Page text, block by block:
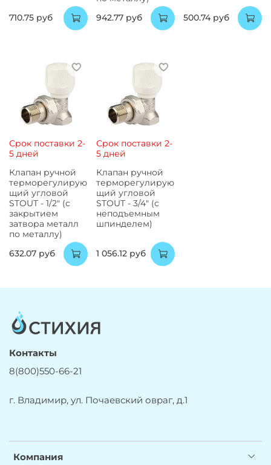
710.75 руб
942.77 руб
500.74 руб
Срок поставки 2-
5 дней
Клапан ручной
терморегулирую
щий угловой
STOUT - 1/2" (с
закрытием
затвора металл
по металлу)
632.07 руб
Срок поставки 2-
5 дней
Клапан ручной
терморегулирую
щий угловой
STOUT - 3/4" (с
неподъемным
шпинделем)
1 056.12 руб
Компания
Контакты
8(800)550-66-21
г. Владимир, ул. Почаевский овраг, д.1